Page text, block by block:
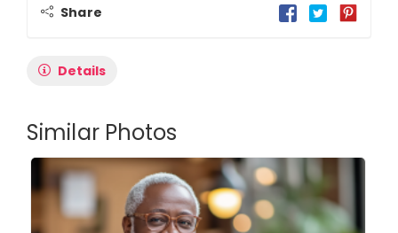
Share
Details
Similar Photos